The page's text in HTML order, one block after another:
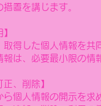
置を講じます。
得した個人情報を共
は、必要最小限の情
、削除】
個人情報の開示を求